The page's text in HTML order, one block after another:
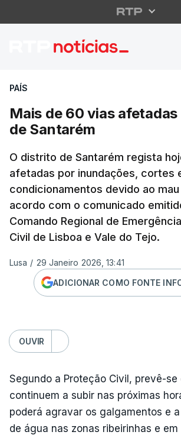
Mais de 60
PAÍS
Mais de 60 vias
de Santarém
O distrito de Santarém regista
afetadas por inundações, cortes
condicionamentos devido ao
acordo com o comunicado
Comando Regional de
Civil de Lisboa e Vale do Tejo.
Lusa / 29 Janeiro 2026, 13:41
ADICIONAR COMO FONTE
OUVIR
Segundo a Proteção Civil, prevê-se
continuem a subir nas próximas
poderá agravar os galgamentos e
de água nas zonas ribeirinhas e